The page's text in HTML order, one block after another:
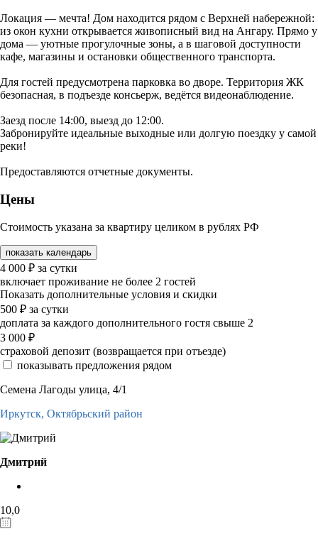
Локация — мечта! Дом находится рядом с Верхней набережной:
из окон кухни открывается живописный вид на Ангару. Прямо у
дома — уютные прогулочные зоны, а в шаговой доступности
кафе, магазины и остановки общественного транспорта.
Для гостей предусмотрена парковка во дворе. Территория ЖК
безопасная, в подъезде консьерж, ведётся видеонаблюдение.
Заезд после 14:00, выезд до 12:00.
Забронируйте идеальные выходные или долгую поездку у самой
реки!
Предоставляются отчетные документы.
Цены
Стоимость указана за квартиру целиком в рублях РФ
показать календарь
4 000 ₽ за сутки
включает проживание не более 2 гостей
Показать дополнительные условия и скидки
500 ₽ за сутки
доплата за каждого дополнительного гостя свыше 2
3 000 ₽
страховой депозит (возвращается при отъезде)
показывать предложения рядом
Семена Лагоды улица, 4/1
Иркутск, Октябрьский район
Дмитрий
10,0